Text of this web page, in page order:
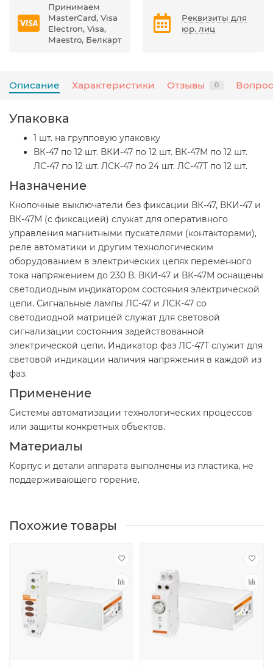
Принимаем
MasterCard, Visa
Electron, Visa,
Maestro, Белкарт
Реквизиты для
юр. лиц
Описание Характеристики Отзывы 0
Упаковка
1 шт. на групповую упаковку
ВК-47 по 12 шт. ВКИ-47 по 12 шт. ВК-47М по 12 шт.
ЛС-47 по 12 шт. ЛСК-47 по 24 шт. ЛС-47Т по 12 шт.
Назначение
Кнопочные выключатели без фиксации ВК-47, ВКИ-47 и
ВК-47М (с фиксацией) служат для оперативного
управления магнитными пускателями (контакторами),
реле автоматики и другим технологическим
оборудованием в электрических цепях переменного
тока напряжением до 230 В. ВКИ-47 и ВК-47М оснащены
светодиодным индикатором состояния электрической
цепи. Сигнальные лампы ЛС-47 и ЛСК-47 со
светодиодной матрицей служат для световой
сигнализации состояния задействованной
электрической цепи. Индикатор фаз ЛС-47Т служит для
световой индикации наличия напряжения в каждой из
фаз.
Применение
Cистемы автоматизации технологических процессов
или защиты конкретных объектов.
Материалы
Корпус и детали аппарата выполнены из пластика, не
поддерживающего горение.
Похожие товары